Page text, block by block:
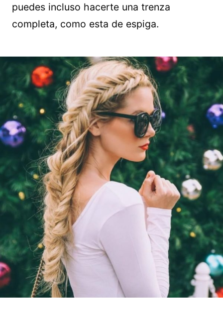
puedes incluso hacerte una trenza
completa, como esta de espiga.